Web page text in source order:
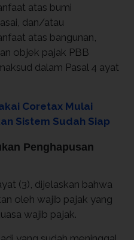
atas bumi
dan/atau
atas bangunan,
objek pajak PBB
dalam Pasal 4 ayat
Coretax Mulai
Sistem Sudah Siap
Penghapusan
(3), dijelaskan bahwa
oleh wajib pajak yang
wajib pajak.